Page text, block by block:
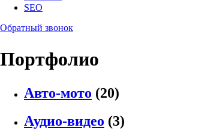
SEO
Обратный звонок
Портфолио
Авто-мото (20)
Аудио-видео (3)